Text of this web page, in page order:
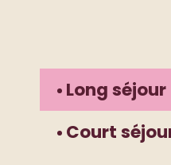
Long séjour
Court